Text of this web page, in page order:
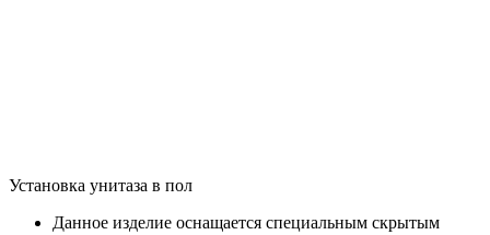
Установка унитаза в пол
Данное изделие оснащается специальным скрытым